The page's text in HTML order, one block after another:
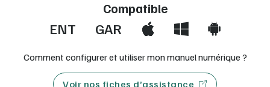
Compatible
ENT GAR
Comment configurer et utiliser mon manuel numérique ?
Voir nos fiches d’assistance